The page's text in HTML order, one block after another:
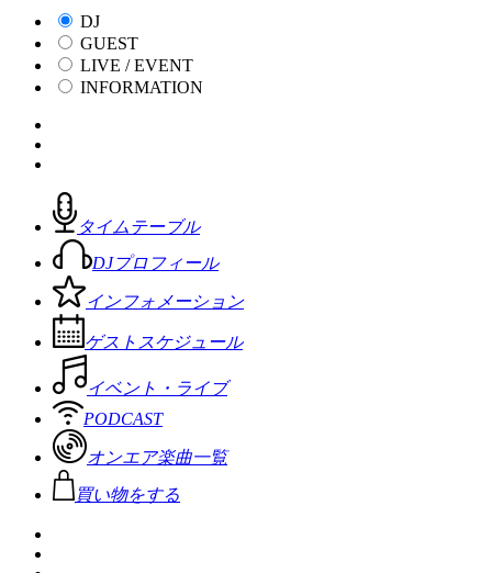
DJ
GUEST
LIVE / EVENT
INFORMATION
タイムテーブル
DJプロフィール
インフォメーション
ゲストスケジュール
イベント・ライブ
PODCAST
オンエア楽曲一覧
買い物をする